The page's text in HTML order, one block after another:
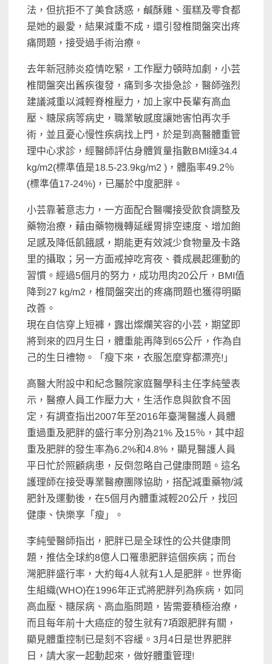
法，但抗拒不了美食誘惑，鹹酥雞、蛋糕及零食都
是她的最愛，結果減重不成，還引發椎間盤突出疼
痛問題，接受過手術治療。
去年新冠肺炎疫情吃緊，工作壓力頓時加劇，小芸
椎間盤突出舊疾復發，痛到多次掛急診，醫師強烈
建議減重以減輕脊椎壓力，加上家中長輩有高血
壓、糖尿病等病史，職業敏感度讓她害怕再次手
術，並且憂心慢性疾病找上門，於是到高醫體重管
理中心求診，經醫師評估身體質量指數BMI達34.4
kg/m2(標準值是18.5-23.9kg/m2 )，體脂率49.2％
(標準值17-24%)，已屬於中度肥胖。
小芸靠著意志力，一方面配合醫囑接受飲食調整及
藥物治療，藉由藥物機轉延緩胃排空速度、增加飽
足感及降低飢餓感，期能更有效減少食物量及卡路
里的攝取；另一方面戒掉吃宵夜、養成晨起運動的
習慣。經過5個月的努力，成功甩肉20公斤，BMI值
降到27 kg/m2，椎間盤突出的疼痛問題也獲得明顯
改善。
現在自信穿上短褲，露出燦爛笑容的小芸，期望即
將到來的四月生日，體重能再降到65公斤，作為自
己的生日禮物。「瘦下來，衣服怎麼穿都漂亮!」
高醫大附設中和紀念醫院家庭醫學科主任李純瑩表
示，醫療人員工作壓力大，生活作息與飲食不固
定，有調查指出2007年至2016年臺灣醫護人員體
重過重及肥胖的盛行率分別為21% 及15％，其中超
重及肥胖的發生率為6.2%和4.8%，顯見醫護人員
平日忙於照顧病患，反倒忽略自己健康問題。這名
護理師在接受專業醫療團隊協助，搭配減重藥物/減
肥針及運動後，在5個月內體重減輕20公斤，找回
健康、快樂享「瘦」。
李純瑩醫師指出，肥胖已是全球性的公共健康問
題，推估全球約8億人口罹患肥胖這個疾病；而台
灣肥胖盛行率，大約每4人就有1人是肥胖。世界衛
生組織(WHO)在1996年正式將肥胖列為疾病，如同
高血壓、糖尿病、高血脂問題，皆需要積極治療，
而且每年前十大癌症的發生就有7項跟肥胖有關，
顯見體重控制已是刻不容緩。3月4日是世界肥胖
日，請大家一起動起來，做好體重管理!